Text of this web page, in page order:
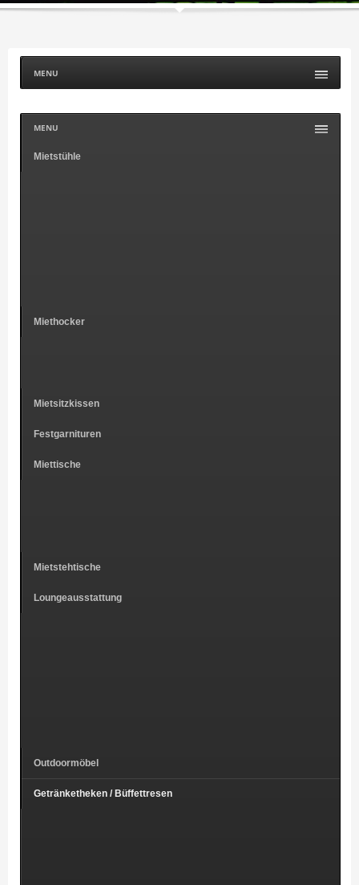
MENU
MENU
Mietstühle
Miethocker
Mietsitzkissen
Festgarnituren
Miettische
Mietstehtische
Loungeausstattung
Outdoormöbel
Getränketheken / Büffettresen